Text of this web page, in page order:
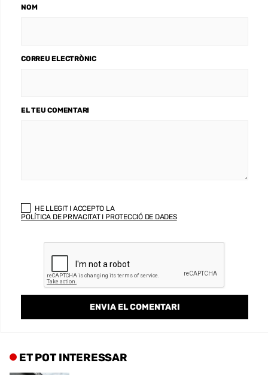
NOM
CORREU ELECTRÒNIC
EL TEU COMENTARI
HE LLEGIT I ACCEPTO LA
POLÍTICA DE PRIVACITAT I PROTECCIÓ DE DADES
ET POT INTERESSAR